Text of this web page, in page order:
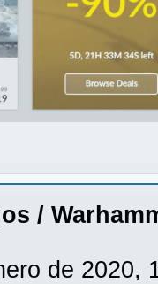
/
de 2020,